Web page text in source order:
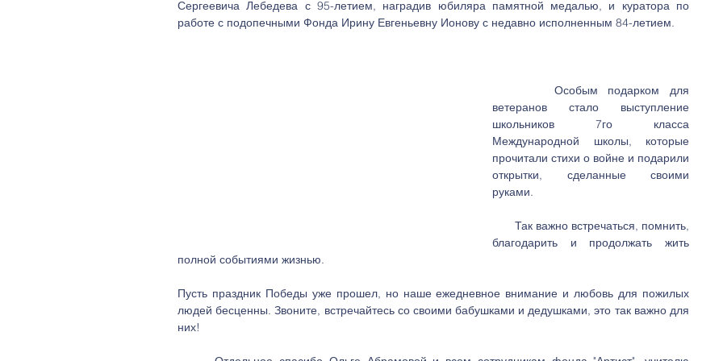
Сергеевича Лебедева с 95-летием, наградив юбиляра памятной медалью, и куратора по
работе с подопечными Фонда Ирину Евгеньевну Ионову с недавно исполненным 84-летием.
ветеранов стало выступление
школьников 7го класса
Международной школы, которые
прочитали стихи о войне и подарили
открытки, сделанные своими
руками.
благодарить и продолжать жить
полной событиями жизнью.
Пусть праздник Победы уже прошел, но наше ежедневное внимание и любовь для пожилых
людей бесценны. Звоните, встречайтесь со своими бабушками и дедушками, это так важно для
них!